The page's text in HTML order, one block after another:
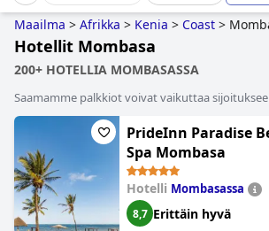
Maailma > Afrikka > Kenia > Coast >
Hotellit Mombasa
200+ HOTELLIA MOMBASASSA
Saamamme palkkiot voivat vaikuttaa
PrideInn Paradise
Spa Mombasa
Hotelli Mombasassa
8,7 Erittäin hyvä